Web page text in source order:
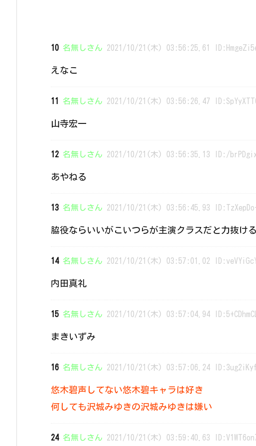
10 名無しさん 2021/10/21(木) 03:56:25.61
えなこ
11 名無しさん 2021/10/21(木) 03:56:26.47
山寺宏一
12 名無しさん 2021/10/21(木) 03:56:35.13 ID:/
あやねる
13 名無しさん 2021/10/21(木) 03:56:45.93
脇役ならいいがこいつらが主演クラスだと力抜ける
14 名無しさん 2021/10/21(木) 03:57:01.02
内田真礼
15 名無しさん 2021/10/21(木) 03:57:04.94
まきいずみ
16 名無しさん 2021/10/21(木) 03:57:06.24
悠木碧声してない悠木碧キャラは好き
何しても沢城みゆきの沢城みゆきは嫌い
24 名無しさん 2021/10/21(木) 03:59:40.63